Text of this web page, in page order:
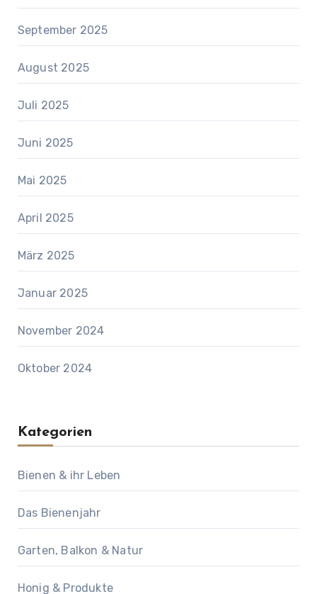
September 2025
August 2025
Juli 2025
Juni 2025
Mai 2025
April 2025
März 2025
Januar 2025
November 2024
Oktober 2024
Kategorien
Bienen & ihr Leben
Das Bienenjahr
Garten, Balkon & Natur
Honig & Produkte